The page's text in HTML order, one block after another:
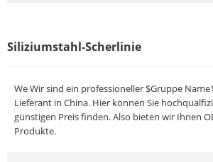
Siliziumstahl-Scherlinie
We Wir sind ein professioneller $Gruppe
Lieferant in China. Hier können Sie
günstigen Preis finden. Also bieten wir Ihnen
Produkte.